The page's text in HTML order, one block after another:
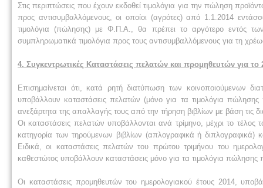
Στις περιπτώσεις που έχουν εκδοθεί τιμολόγια για την πώληση
προς αντισυμβαλλόμενους, οι οποίοι (αγρότες) από 1.1.2014
τιμολόγια (πώλησης) με Φ.Π.Α., θα πρέπει το αργότερο εντός
συμπληρωματικά τιμολόγια προς τους αντισυμβαλλόμενους για τη
4. Συγκεντρωτικές Καταστάσεις πελατών και προμηθευτών για το
Επισημαίνεται ότι, κατά ρητή διατύπωση των κοινοποιούμενων
υποβάλλουν καταστάσεις πελατών (μόνο για τα τιμολόγια
ανεξάρτητα της απαλλαγής τους από την τήρηση βιβλίων με βάση τις
Οι καταστάσεις πελατών υποβάλλονται ανά τρίμηνο, μέχρι το
κατηγορία των τηρούμενων βιβλίων (απλογραφικά ή
Ειδικά, οι καταστάσεις πελατών του πρώτου τριμήνου του
καθεστώτος υποβάλλουν καταστάσεις μόνο για τα τιμολόγια πώλησης
Οι καταστάσεις προμηθευτών του ημερολογιακού έτους 2014,